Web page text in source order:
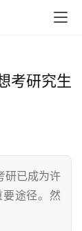
考研究生
研已成为许
途径。然